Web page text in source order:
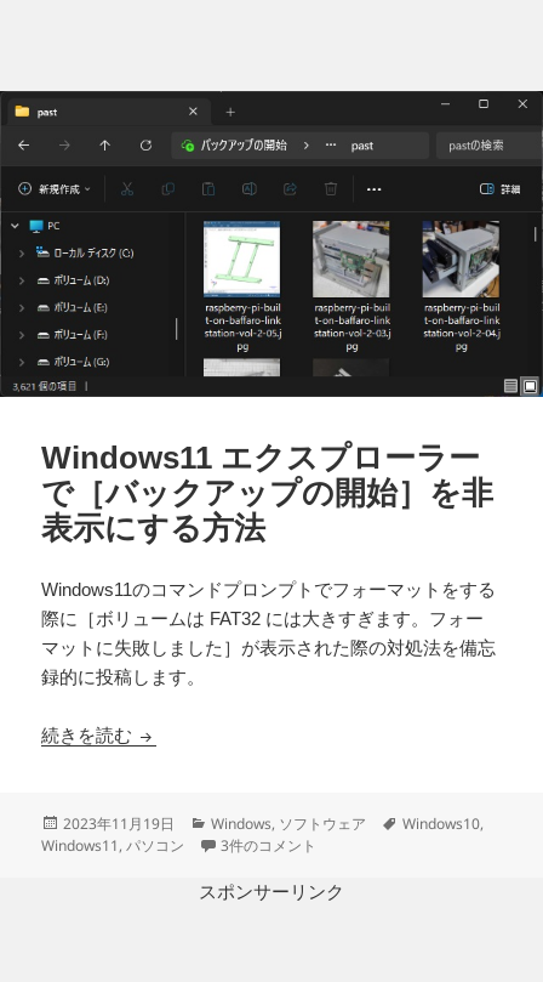
Windows11 エクスプローラー
で［バックアップの開始］を非
表示にする方法
Windows11のコマンドプロンプトでフォーマットをする
際に［ボリュームは FAT32 には大きすぎます。フォー
マットに失敗しました］が表示された際の対処法を備忘
録的に投稿します。
続きを読む Windows11 エクスプローラーで［バックアップ
投
稿
2023年11月19日
カ
テ
リ
Windows, ソフトウェア
タ
Windows10,
Windows11,パソコン Windows11 エクスプローラーで［バックアップ
3件のコメント
スポンサーリンク